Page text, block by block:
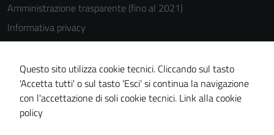
Amministrazione trasparente (fino al 2021)
Informativa privacy
Cookie Policy
Note legali
Dichiarazione di accessibilità
Piano di miglioramento del sito
Questo sito utilizza cookie tecnici. Cliccando sul tasto
'Accetta tutti' o sul tasto 'Esci' si continua la navigazione
con l'accettazione di soli cookie tecnici. Link alla cookie
policy